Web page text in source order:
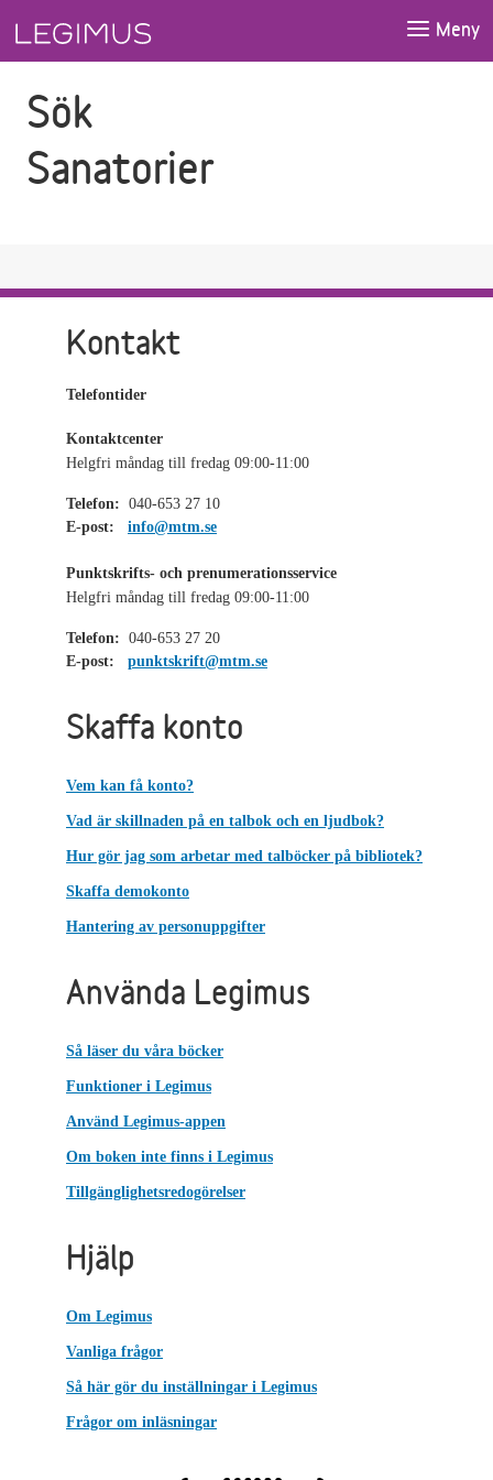
Meny
Sök
Sanatorier
Kontakt
Telefontider
Kontaktcenter
Helgfri måndag till fredag 09:00-11:00
Telefon: 040-653 27 10
E-post:
info@mtm.se
Punktskrifts- och prenumerationsservice
Helgfri måndag till fredag 09:00-11:00
Telefon: 040-653 27 20
E-post:
punktskrift@mtm.se
Skaffa konto
Vem kan få konto?
Vad är skillnaden på en talbok och en ljudbok?
Hur gör jag som arbetar med talböcker på bibliotek?
Skaffa demokonto
Hantering av personuppgifter
Använda Legimus
Så läser du våra böcker
Funktioner i Legimus
Använd Legimus-appen
Om boken inte finns i Legimus
Tillgänglighetsredogörelser
Hjälp
Om Legimus
Vanliga frågor
Så här gör du inställningar i Legimus
Frågor om inläsningar